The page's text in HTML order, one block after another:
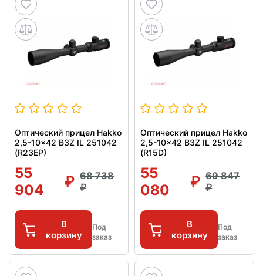
Оптический прицел Hakko
2,5-10x42 B3Z IL 251042
(R23EP)
55
904
68 738
В
корзину
Под
заказ
Оптический прицел Hakko
2,5-10x42 B3Z IL 251042
(R15D)
55
080
69 847
В
корзину
Под
заказ